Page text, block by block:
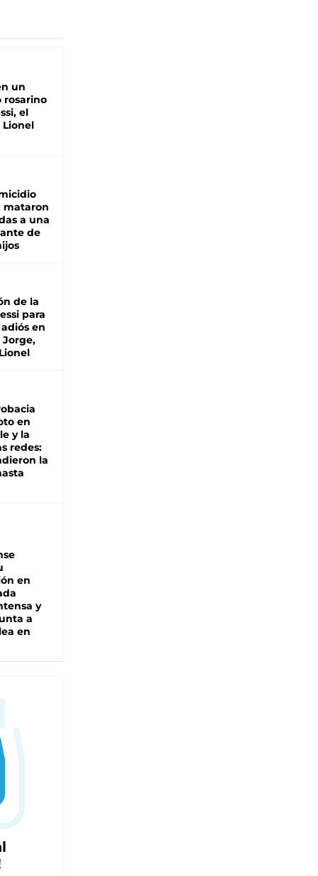
un
rosarino
el
Lionel
mataron
a una
de
de la
para
en
Jorge,
en
y la
redes:
la
en
y
a
en